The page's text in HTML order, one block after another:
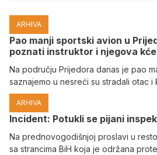
ARHIVA
Pao manji sportski avion u
poznati instruktor i njegova
Na području Prijedora danas je pao
saznajemo u nesreći su stradali otac i
ARHIVA
Incident: Potukli se pijani
Na prednovogodišnjoj proslavi u
sa strancima BiH koja je održana